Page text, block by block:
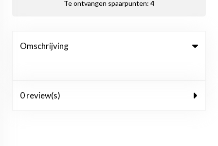
Te ontvangen spaarpunten: 4
Omschrijving
0 review(s)